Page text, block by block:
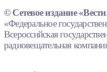
© Сетевое издание
«Федеральное
Всероссийская
радиовещательная